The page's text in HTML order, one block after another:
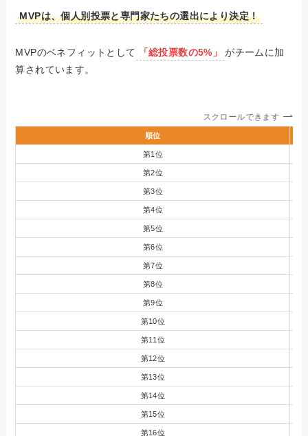
MVPは、個人別投票と専門家たちの選出により決定！
MVPのベネフィットとして 「総投票数の5%」
がチームに加
算されています。
スクロールできます
順位
第1位
第2位
第3位
第4位
第5位
第6位
第7位
第8位
第9位
第10位
第11位
第12位
第13位
第14位
第15位
第16位